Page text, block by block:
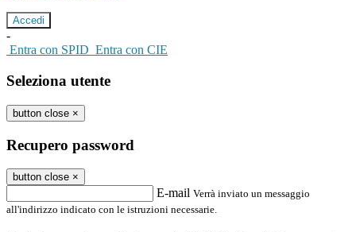
-
Entra con SPID Entra con CIE
Seleziona utente
button close ×
Recupero password
button close ×
E-mail Verrà inviato un messaggio
all'indirizzo indicato con le istruzioni necessarie.